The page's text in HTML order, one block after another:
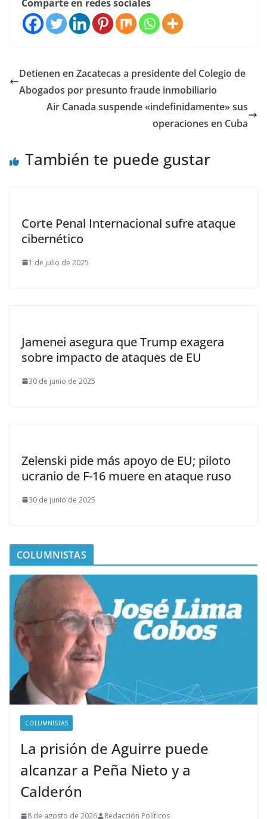
Comparte en redes sociales
Detienen en Zacatecas a presidente del Colegio de
Abogados por presunto fraude inmobiliario
Air Canada suspende «indefinidamente» sus
operaciones en Cuba
También te puede gustar
Corte Penal Internacional sufre ataque
cibernético
1 de julio de 2025
Jamenei asegura que Trump exagera
sobre impacto de ataques de EU
30 de junio de 2025
Zelenski pide más apoyo de EU; piloto
ucranio de F-16 muere en ataque ruso
30 de junio de 2025
COLUMNISTAS
COLUMNISTAS
La prisión de Aguirre puede
alcanzar a Peña Nieto y a
Calderón
8 de agosto de 2026 Redacción Políticos